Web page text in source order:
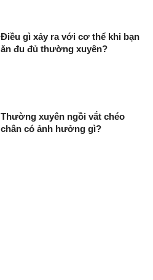
Điều gì xảy ra với cơ thể khi bạn
ăn đu đủ thường xuyên?
Thường xuyên ngồi vắt chéo
chân có ảnh hưởng gì?